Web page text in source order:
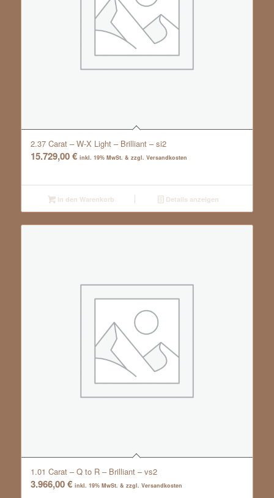
2.37 Carat – W-X Light – Brilliant – si2
15.729,00€ inkl. 19% MwSt. & zzgl. Versandkosten
In den Warenkorb Details anzeigen
1.01 Carat – Q to R – Brilliant – vs2
3.966,00€ inkl. 19% MwSt. & zzgl. Versandkosten